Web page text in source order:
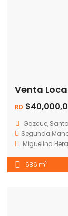
RD
Gazcue,
Segunda
Miguelina
686 m2